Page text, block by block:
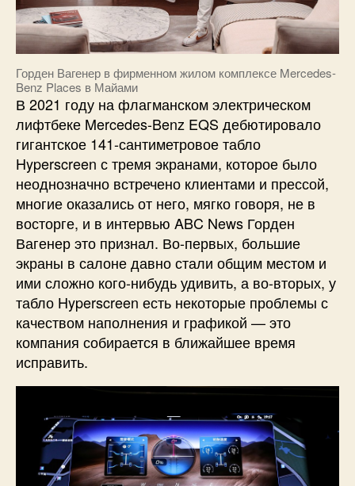
Горден Вагенер в фирменном жилом комплексе Mercedes-
Benz Places в Майами
В 2021 году на флагманском электрическом
лифтбеке Mercedes-Benz EQS дебютировало
гигантское 141-сантиметровое табло
Hyperscreen с тремя экранами, которое было
неоднозначно встречено клиентами и прессой,
многие оказались от него, мягко говоря, не в
восторге, и в интервью ABC News Горден
Вагенер это признал. Во-первых, большие
экраны в салоне давно стали общим местом и
ими сложно кого-нибудь удивить, а во-вторых, у
табло Hyperscreen есть некоторые проблемы с
качеством наполнения и графикой — это
компания собирается в ближайшее время
исправить.